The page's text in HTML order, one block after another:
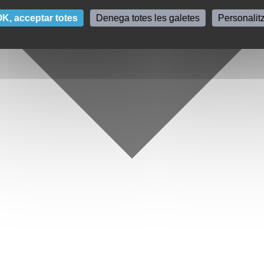
acceptar totes Denega totes les galetes